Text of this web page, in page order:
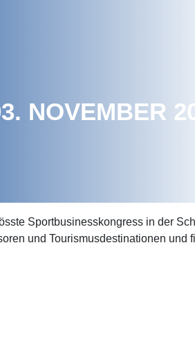
NOVEMBER
Sportbusinesskongress in der
und Tourismusdestinationen und